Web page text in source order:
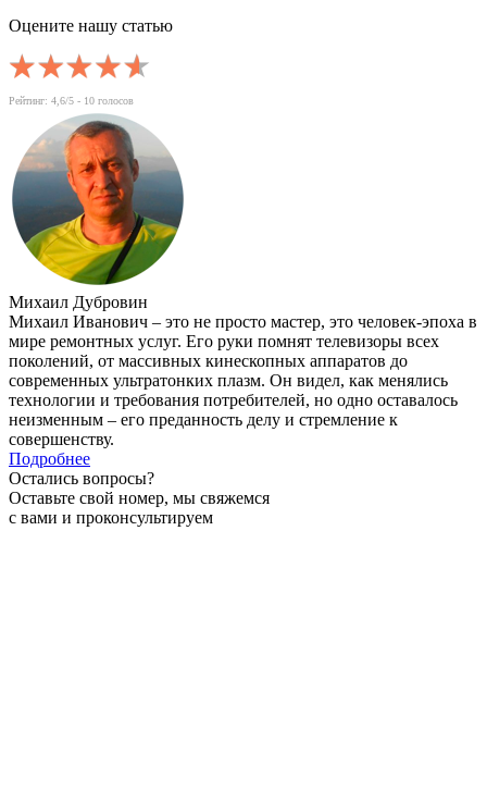
Оцените нашу статью
Рейтинг: 4,6/5 - 10 голосов
Михаил Дубровин
Михаил Иванович – это не просто мастер, это человек-эпоха в
мире ремонтных услуг. Его руки помнят телевизоры всех
поколений, от массивных кинескопных аппаратов до
современных ультратонких плазм. Он видел, как менялись
технологии и требования потребителей, но одно оставалось
неизменным – его преданность делу и стремление к
совершенству.
Подробнее
Остались вопросы?
Оставьте свой номер, мы свяжемся
с вами и проконсультируем